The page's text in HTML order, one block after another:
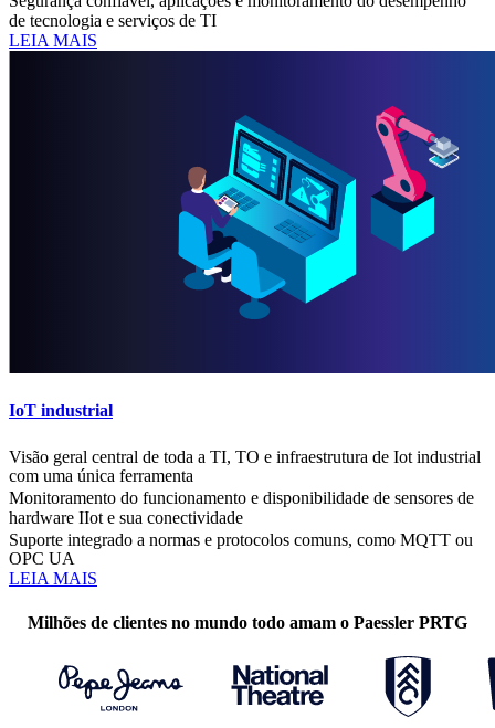
de tecnologia e serviços de TI
LEIA MAIS
IoT industrial
Visão geral central de toda a TI, TO e infraestrutura de Iot industrial
com uma única ferramenta
Monitoramento do funcionamento e disponibilidade de sensores de
hardware IIot e sua conectividade
Suporte integrado a normas e protocolos comuns, como MQTT ou
OPC UA
LEIA MAIS
Milhões de clientes no mundo todo amam o Paessler PRTG